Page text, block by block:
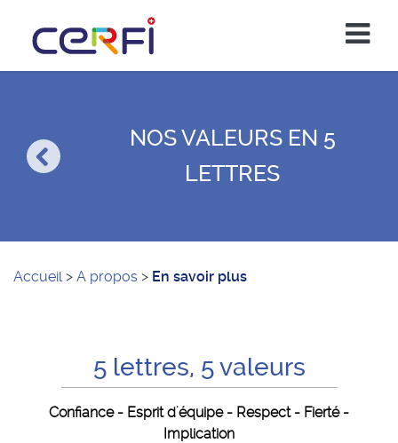
NOS VALEURS EN 5
LETTRES
Accueil> A propos > En savoir plus
5 lettres, 5 valeurs
Confiance - Esprit d'équipe - Respect - Fierté -
Implication